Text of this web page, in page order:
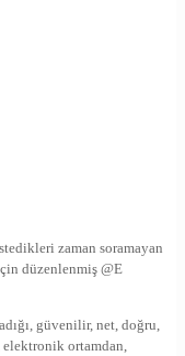
zaman soramayan
düzenlenmiş @E
güvenilir, net, doğru,
ortamdan,